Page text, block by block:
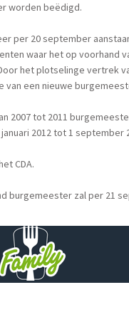
worden beëdigd.
per 20 september
waar het op voorhand
het plotselinge vertrek
van een nieuwe
2007 tot 2011
2012 tot 1
CDA.
burgemeester zal per 21